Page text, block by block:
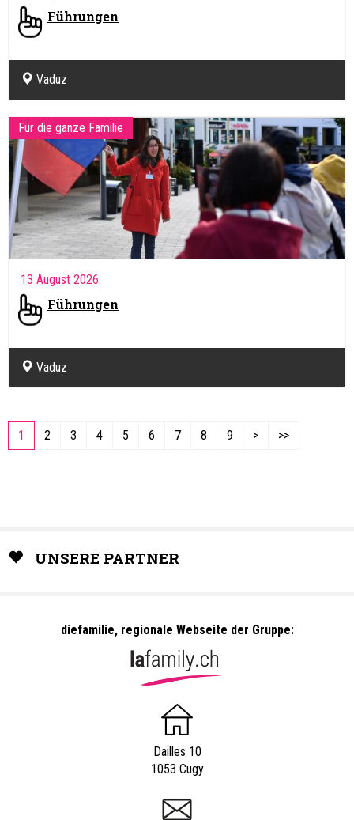
Führungen
Vaduz
Für die ganze Familie
13 August 2026
Führungen
Vaduz
1 2 3 4 5 6 7 8 9 > >>
UNSERE PARTNER
diefamilie, regionale Webseite der Gruppe:
Dailles 10
1053 Cugy